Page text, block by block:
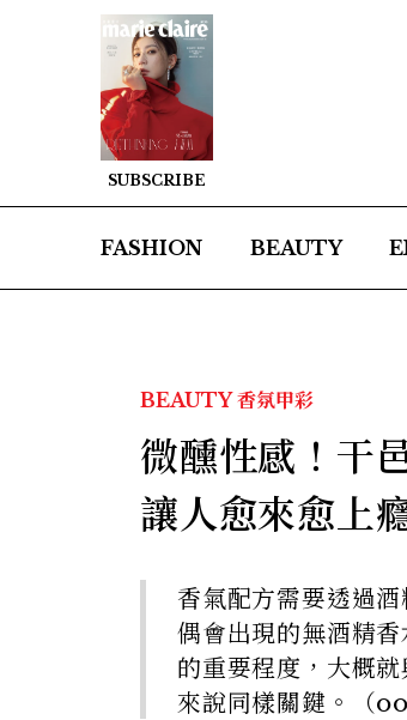
SUBSCRIBE
FASHION BEAUTY
BEAUTY 香氛甲彩
微醺性感！干
讓人愈來愈上
香氣配方需要透過
偶會出現的無酒精
的重要程度，大概
來說同樣關鍵。（